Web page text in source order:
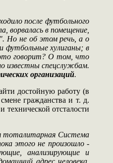
после футбольного
ворвалась в помещение,
Но не об этом речь, а о
футбольные хулиганы; в
это говорит? О том, что
известны спецслужбам.
организаций.
достойную работу (в
гражданства и т. д.
отсталости
тоталитарная Система
этого не произошло -
анализирующие и
адрес человека,